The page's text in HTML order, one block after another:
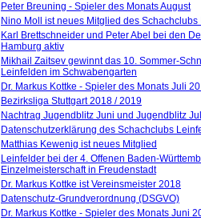
Peter Breuning - Spieler des Monats August
Nino Moll ist neues Mitglied des
Karl Brettschneider und Peter Abel bei den
Hamburg aktiv
Mikhail Zaitsev gewinnt das 10. Sommer-
Leinfelden im Schwabengarten
Dr. Markus Kottke - Spieler des Monats Juli
Bezirksliga Stuttgart 2018 / 2019
Nachtrag Jugendblitz Juni und Jugendblitz
Datenschutzerklärung des Schachclubs
Matthias Kewenig ist neues Mitglied
Leinfelder bei der 4. Offenen Baden-
Einzelmeisterschaft in Freudenstadt
Dr. Markus Kottke ist Vereinsmeister 2018
Datenschutz-Grundverordnung (DSGVO)
Dr. Markus Kottke - Spieler des Monats Juni